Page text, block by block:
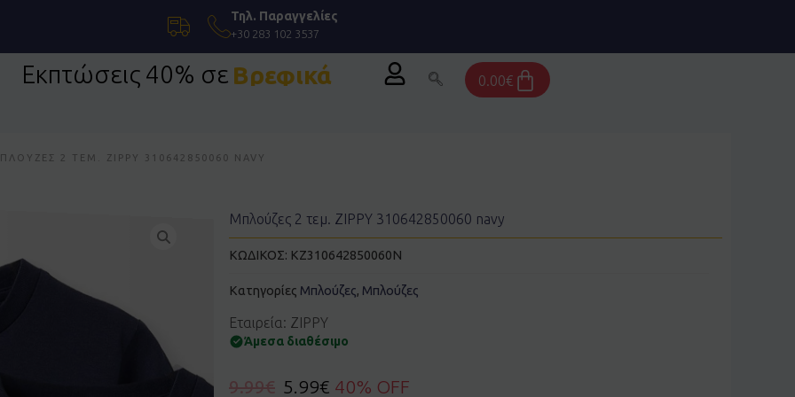
Τηλ. Παραγγελίες
+30 283 102 3537
Εκπτώσεις 40% σε
Βρεφικά
0.00€Cart
2 ΤΕΜ. ZIPPY 310642850060 NAVY
Μπλούζες 2 τεμ. ZIPPY 310642850060 navy
ΚΩΔΙΚΟΣ: KZ310642850060N
Κατηγορίες Μπλούζες, Μπλούζες
Εταιρεία: ZIPPY
Άμεσα διαθέσιμο
9.99€ 5.99€ 40% OFF